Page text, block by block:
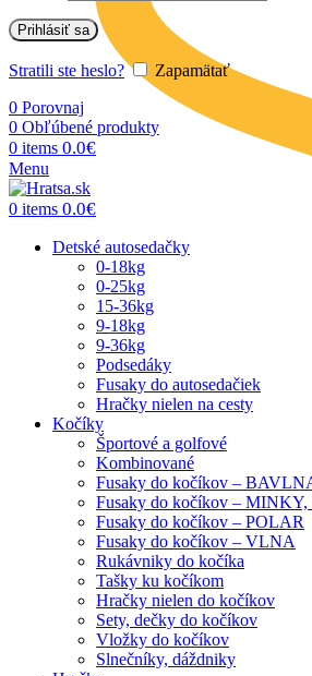
Prihlásiť sa
Stratili ste heslo?
Zapamätať
0 Porovnaj
0 Obľúbené produkty
0 items 0.0€
Menu
0 items 0.0€
Detské autosedačky
0-18kg
0-25kg
15-36kg
9-18kg
9-36kg
Podsedáky
Fusaky do autosedačiek
Hračky nielen na cesty
Kočíky
Športové a golfové
Kombinované
Fusaky do kočíkov –
Fusaky do kočíkov –
Fusaky do kočíkov – POLAR
Fusaky do kočíkov – VLNA
Rukávniky do kočíka
Tašky ku kočíkom
Hračky nielen do kočíkov
Sety, dečky do kočíkov
Vložky do kočíkov
Slnečníky, dáždniky